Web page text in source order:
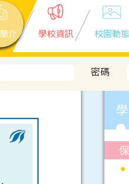
介 學校資訊 校園動態
密碼